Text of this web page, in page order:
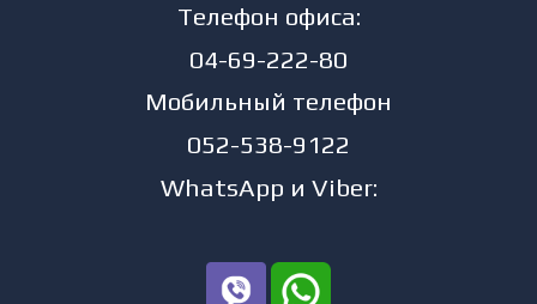
Телефон офиса:
04-69-222-80
Мобильный телефон
052-538-9122
WhatsApp и Viber: